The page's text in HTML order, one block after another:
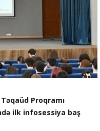
Proqramı
ilk infosessiya baş